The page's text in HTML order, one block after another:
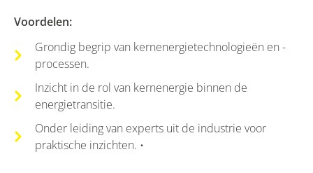
Voordelen:
Grondig begrip van kernenergietechnologieën en -
processen.
Inzicht in de rol van kernenergie binnen de
energietransitie.
Onder leiding van experts uit de industrie voor
praktische inzichten. •